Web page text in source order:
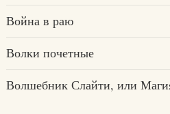
Война в раю
Волки почетные
Волшебник Слайти, или